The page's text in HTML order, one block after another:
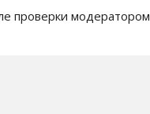
проверки модератором